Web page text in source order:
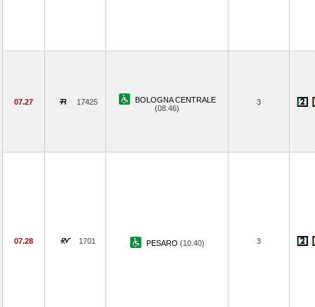
07.27 17425
BOLOGNA CENTRALE
(08.46)
3
07.28 1701 PESARO (10.40) 3